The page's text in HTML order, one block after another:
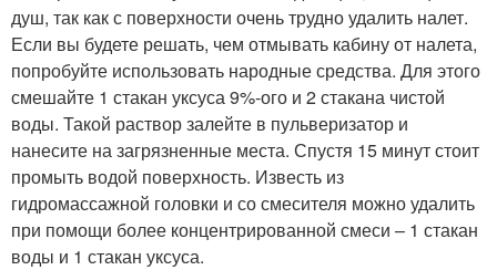
душ, так как с поверхности очень трудно удалить налет.
Если вы будете решать, чем отмывать кабину от налета,
попробуйте использовать народные средства. Для этого
смешайте 1 стакан уксуса 9%-ого и 2 стакана чистой
воды. Такой раствор залейте в пульверизатор и
нанесите на загрязненные места. Спустя 15 минут стоит
промыть водой поверхность. Известь из
гидромассажной головки и со смесителя можно удалить
при помощи более концентрированной смеси – 1 стакан
воды и 1 стакан уксуса.